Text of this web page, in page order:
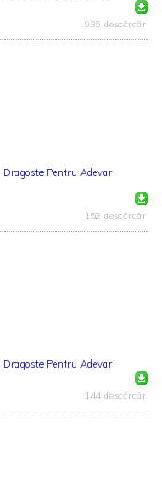
936 descărcări
Dragoste Pentru Adevar
152 descărcări
Dragoste Pentru Adevar
144 descărcări